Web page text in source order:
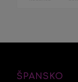
ŠPANSKO